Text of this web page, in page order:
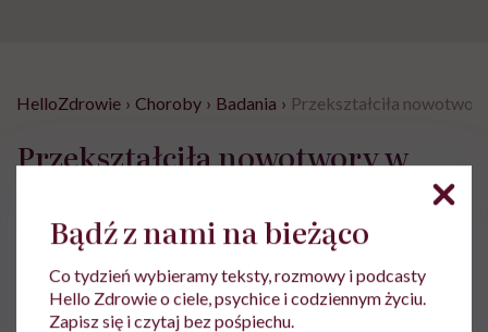
HelloZdrowie › Choroby › Badania › Przekształciła
Przekształciła nowotwory w
Dariusz M. Kowalski:
„Immunoterapia to rewolucja,
która zmieniła onkologię”
Bądź z nami na bieżąco
Co tydzień wybieramy teksty, rozmowy i podcasty
Hello Zdrowie o ciele, psychice i codziennym życiu.
Zapisz się i czytaj bez pośpiechu.